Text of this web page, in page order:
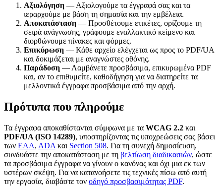
Αξιολόγηση — Αξιολογούμε τα έγγραφά σας και τα
ιεραρχούμε με βάση τη σημασία και την εμβέλεια.
Αποκατάσταση — Προσθέτουμε ετικέτες, ορίζουμε τη
σειρά ανάγνωσης, γράφουμε εναλλακτικό κείμενο και
διορθώνουμε πίνακες και φόρμες.
Επικύρωση — Κάθε αρχείο ελέγχεται ως προς το PDF/UA
και δοκιμάζεται με αναγνώστες οθόνης.
Παράδοση — Λαμβάνετε προσβάσιμα, επικυρωμένα PDF
και, αν το επιθυμείτε, καθοδήγηση για να διατηρείτε τα
μελλοντικά έγγραφα προσβάσιμα από την αρχή.
Πρότυπα που πληρούμε
Τα έγγραφα αποκαθίστανται σύμφωνα με τα WCAG 2.2 και
PDF/UA (ISO 14289), υποστηρίζοντας τις υποχρεώσεις σας βάσει
των EAA, ADA και Section 508. Για τη συνεχή δημοσίευση,
συνδυάστε την αποκατάσταση με τη βελτίωση διαδικασιών, ώστε
τα προσβάσιμα έγγραφα να γίνουν ο κανόνας και όχι μια εκ των
υστέρων σκέψη. Για να κατανοήσετε τις τεχνικές πίσω από αυτή
την εργασία, διαβάστε τον οδηγό προσβασιμότητας PDF.